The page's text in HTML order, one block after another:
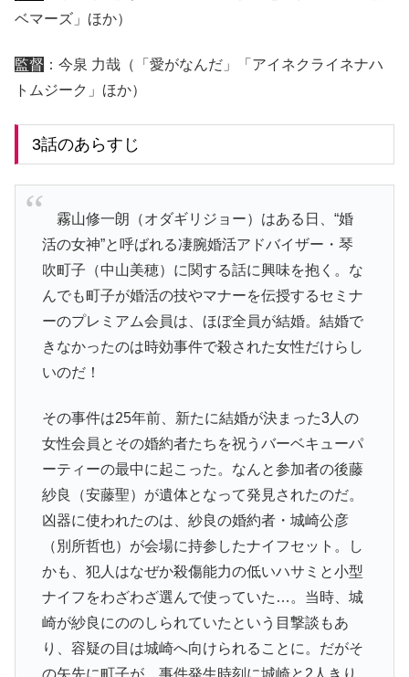
ベマーズ」ほか）
監督 ：今泉 力哉（「愛がなんだ」「アイネクライネナハ
トムジーク」ほか）
3話のあらすじ
霧山修一朗（オダギリジョー）はある日、“婚
活の女神”と呼ばれる凄腕婚活アドバイザー・琴
吹町子（中山美穂）に関する話に興味を抱く。な
んでも町子が婚活の技やマナーを伝授するセミナ
ーのプレミアム会員は、ほぼ全員が結婚。結婚で
きなかったのは時効事件で殺された女性だけらし
いのだ！
その事件は25年前、新たに結婚が決まった3人の
女性会員とその婚約者たちを祝うバーベキューパ
ーティーの最中に起こった。なんと参加者の後藤
紗良（安藤聖）が遺体となって発見されたのだ。
凶器に使われたのは、紗良の婚約者・城崎公彦
（別所哲也）が会場に持参したナイフセット。し
かも、犯人はなぜか殺傷能力の低いハサミと小型
ナイフをわざわざ選んで使っていた…。当時、城
崎が紗良にののしられていたという目撃談もあ
り、容疑の目は城崎へ向けられることに。だがそ